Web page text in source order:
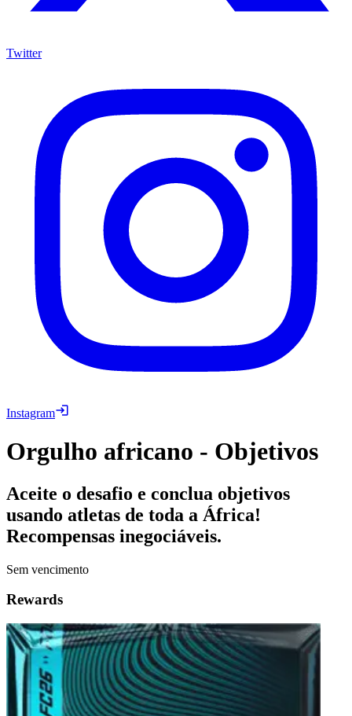
Twitter
Instagram
Orgulho africano - Objetivos
Aceite o desafio e conclua objetivos
usando atletas de toda a África!
Recompensas inegociáveis.
Sem vencimento
Rewards